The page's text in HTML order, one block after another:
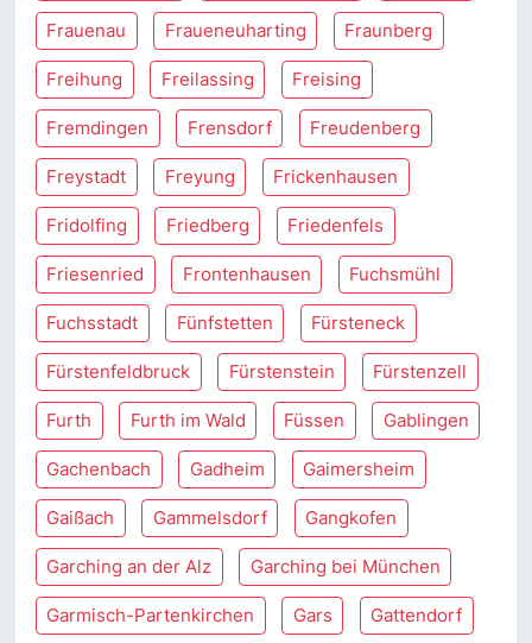
Frauenau Fraueneuharting Fraunberg
Freihung Freilassing Freising
Fremdingen Frensdorf Freudenberg
Freystadt Freyung Frickenhausen
Fridolfing Friedberg Friedenfels
Friesenried Frontenhausen Fuchsmühl
Fuchsstadt Fünfstetten Fürsteneck
Fürstenfeldbruck Fürstenstein Fürstenzell
Furth Furth im Wald Füssen Gablingen
Gachenbach Gadheim Gaimersheim
Gaißach Gammelsdorf Gangkofen
Garching an der Alz Garching bei München
Garmisch-Partenkirchen Gars Gattendorf